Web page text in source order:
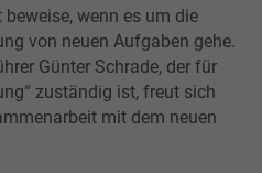
wenn es um die
von neuen Aufgaben gehe.
Günter Schrade, der für
zuständig ist, freut sich
mit dem neuen